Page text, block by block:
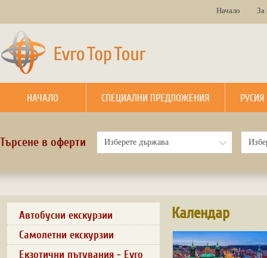
Начало За
НАЧАЛО СПЕЦИАЛНИ ПРЕДЛОЖЕНИЯ РУСИЯ
Търсене в оферти
Автобусни екскурзии
Самолетни екскурзии
Екзотични пътувания - Evro
Календар